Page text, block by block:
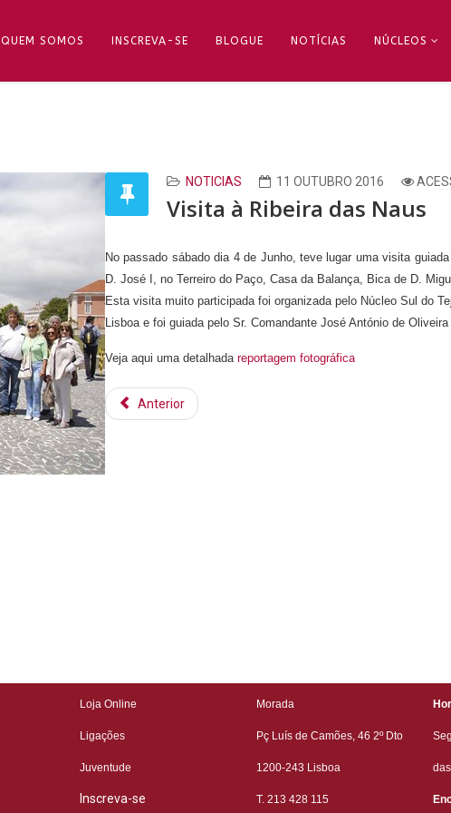
QUEM SOMOS INSCREVA-SE BLOGUE NOTÍCIAS NÚCLEOS
NOTICIAS 11 OUTUBRO 2016
Visita à Ribeira das Naus
No passado sábado dia 4 de Junho, teve lugar uma visita
D. José I, no Terreiro do Paço, Casa da Balança, Bica de D.
Esta visita muito participada foi organizada pelo Núcleo Sul do
Lisboa e foi guiada pelo Sr. Comandante José António de
Veja aqui uma detalhada reportagem fotográfica
Anterior
Loja Online
Ligações
Juventude
Inscreva-se
Morada
Pç Luís de Camões, 46 2º Dto
1200-243 Lisboa
T. 213 428 115